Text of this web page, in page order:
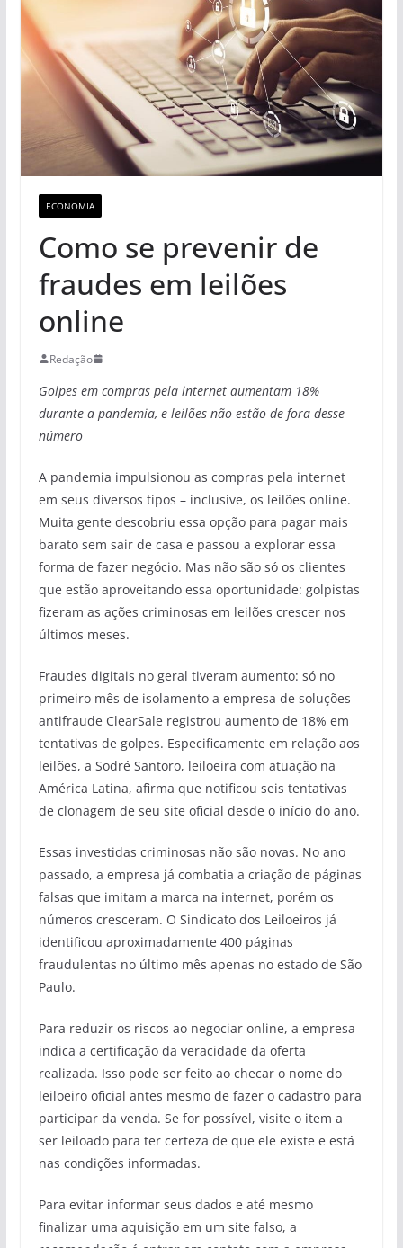
ECONOMIA
Como se prevenir de
fraudes em leilões
online
Redação
Golpes em compras pela internet aumentam 18%
durante a pandemia, e leilões não estão de fora desse
número
A pandemia impulsionou as compras pela internet
em seus diversos tipos – inclusive, os leilões online.
Muita gente descobriu essa opção para pagar mais
barato sem sair de casa e passou a explorar essa
forma de fazer negócio. Mas não são só os clientes
que estão aproveitando essa oportunidade: golpistas
fizeram as ações criminosas em leilões crescer nos
últimos meses.
Fraudes digitais no geral tiveram aumento: só no
primeiro mês de isolamento a empresa de soluções
antifraude ClearSale registrou aumento de 18% em
tentativas de golpes. Especificamente em relação aos
leilões, a Sodré Santoro, leiloeira com atuação na
América Latina, afirma que notificou seis tentativas
de clonagem de seu site oficial desde o início do ano.
Essas investidas criminosas não são novas. No ano
passado, a empresa já combatia a criação de páginas
falsas que imitam a marca na internet, porém os
números cresceram. O Sindicato dos Leiloeiros já
identificou aproximadamente 400 páginas
fraudulentas no último mês apenas no estado de São
Paulo.
Para reduzir os riscos ao negociar online, a empresa
indica a certificação da veracidade da oferta
realizada. Isso pode ser feito ao checar o nome do
leiloeiro oficial antes mesmo de fazer o cadastro para
participar da venda. Se for possível, visite o item a
ser leiloado para ter certeza de que ele existe e está
nas condições informadas.
Para evitar informar seus dados e até mesmo
finalizar uma aquisição em um site falso, a